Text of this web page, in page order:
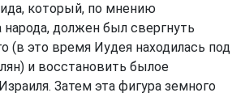
который, по мнению
должен был свергнуть
(в это время Иудея находилась под
и восстановить былое
Затем эта фигура земного